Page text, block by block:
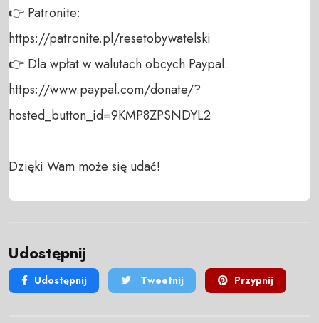
👉 Patronite:
https://patronite.pl/resetobywatelski
👉 Dla wpłat w walutach obcych Paypal:
https://www.paypal.com/donate/?
hosted_button_id=9KMP8ZPSNDYL2
Dzięki Wam może się udać!
Udostępnij
Udostępnij Tweetnij Przypnij